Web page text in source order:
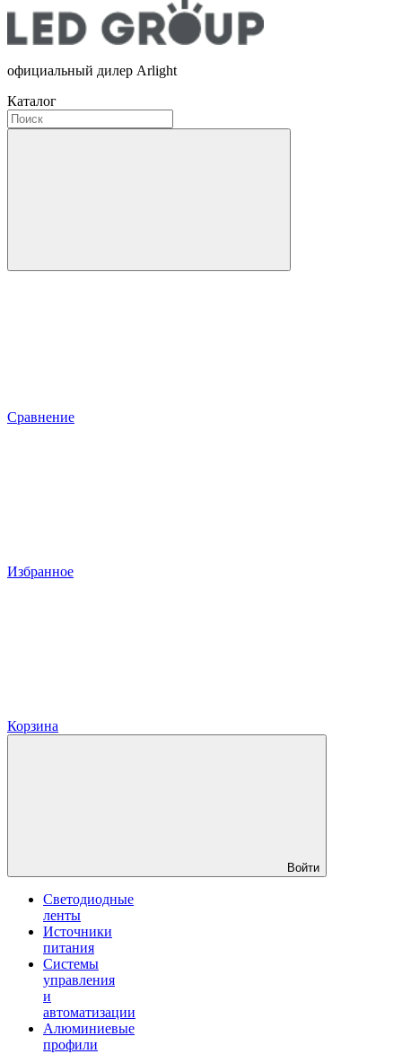
официальный дилер Arlight
Каталог
Сравнение
Избранное
Корзина
Войти
Светодиодные
ленты
Источники
питания
Системы
управления
и
автоматизации
Алюминиевые
профили